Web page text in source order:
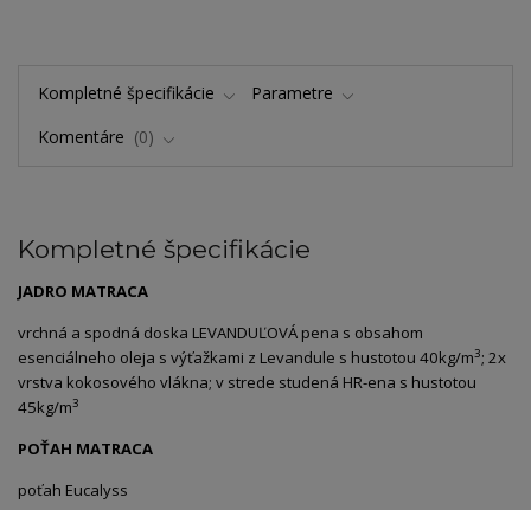
Kompletné špecifikácie
Parametre
Komentáre
0
Kompletné špecifikácie
JADRO MATRACA
vrchná a spodná doska LEVANDUĽOVÁ pena s obsahom
esenciálneho oleja s výťažkami z Levandule s hustotou 40kg/m3; 2x
vrstva kokosového vlákna; v strede studená HR-ena s hustotou
45kg/m3
POŤAH MATRACA
poťah Eucalyss